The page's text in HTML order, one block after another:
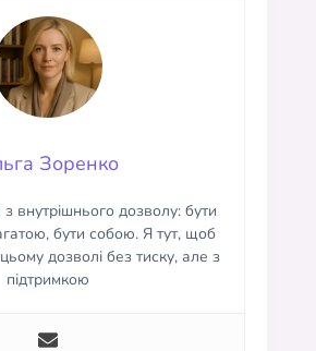
Зоренко
внутрішнього дозволу: бути
бути собою. Я тут, щоб
дозволі без тиску, але з
підтримкою